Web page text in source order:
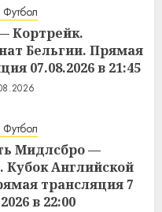
Футбол
Кортрейк.
Бельгии. Прямая
07.08.2026 в 21:45
Футбол
Мидлсбро —
Кубок Английской
трансляция 7
в 22:00